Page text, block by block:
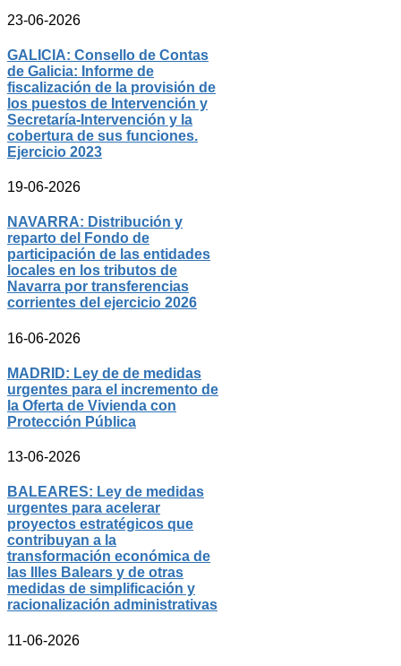
23-06-2026
GALICIA: Consello de Contas
de Galicia: Informe de
fiscalización de la provisión de
los puestos de Intervención y
Secretaría-Intervención y la
cobertura de sus funciones.
Ejercicio 2023
19-06-2026
NAVARRA: Distribución y
reparto del Fondo de
participación de las entidades
locales en los tributos de
Navarra por transferencias
corrientes del ejercicio 2026
16-06-2026
MADRID: Ley de de medidas
urgentes para el incremento de
la Oferta de Vivienda con
Protección Pública
13-06-2026
BALEARES: Ley de medidas
urgentes para acelerar
proyectos estratégicos que
contribuyan a la
transformación económica de
las Illes Balears y de otras
medidas de simplificación y
racionalización administrativas
11-06-2026